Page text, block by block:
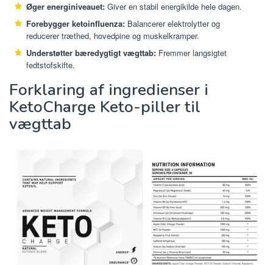
Øger energiniveauet: Giver en stabil energikilde hele dagen.
Forebygger ketoinfluenza: Balancerer elektrolytter og
reducerer træthed, hovedpine og muskelkramper.
Understøtter bæredygtigt vægttab: Fremmer langsigtet
fedtstofskifte.
Forklaring af ingredienser i
KetoCharge Keto-piller til
vægttab